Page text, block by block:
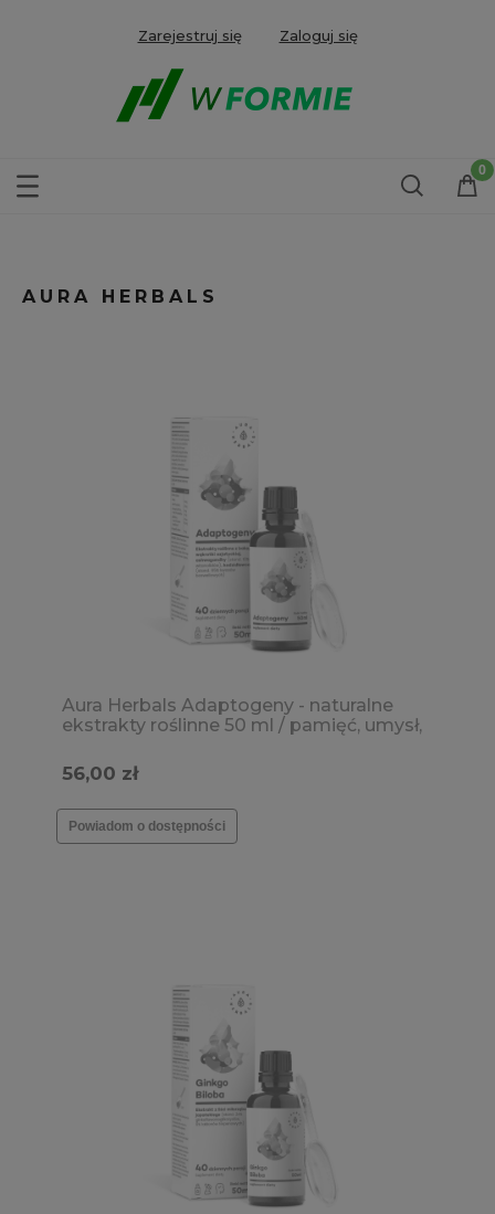
Zarejestruj się Zaloguj się
AURA HERBALS
Aura Herbals Adaptogeny - naturalne
ekstrakty roślinne 50 ml / pamięć, umysł,
56,00 zł
Powiadom o dostępności